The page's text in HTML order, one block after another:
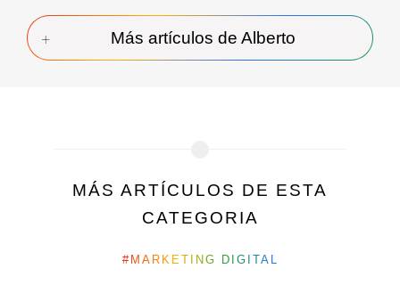
Más artículos de Alberto
MÁS ARTÍCULOS DE ESTA
CATEGORIA
MARKETING DIGITAL